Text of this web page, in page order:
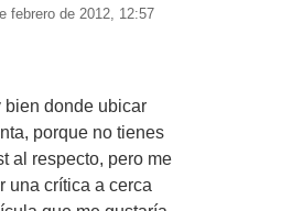
febrero de 2012, 12:57
bien donde ubicar
porque no tienes
al respecto, pero me
una crítica a cerca